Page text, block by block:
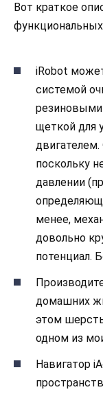
Вот краткое
iRobot
системой
щеткой для
поскольку
давлении
менее,
довольно
потенциал.
домашних
этом
одном из
Навигатор